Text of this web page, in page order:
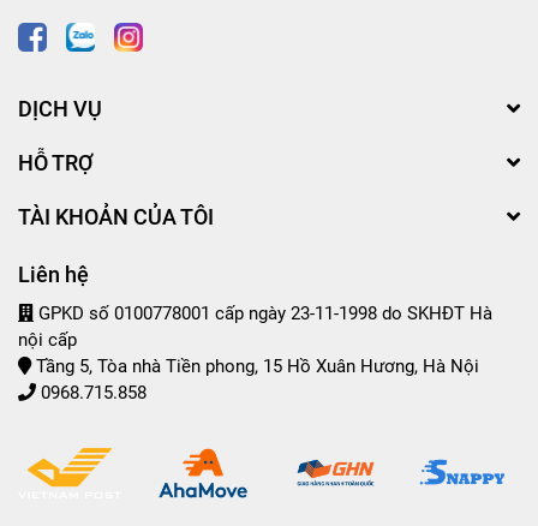
DỊCH VỤ
HỖ TRỢ
TÀI KHOẢN CỦA TÔI
Liên hệ
GPKD số 0100778001 cấp ngày 23-11-1998 do SKHĐT Hà
nội cấp
Tầng 5, Tòa nhà Tiền phong, 15 Hồ Xuân Hương, Hà Nội
0968.715.858